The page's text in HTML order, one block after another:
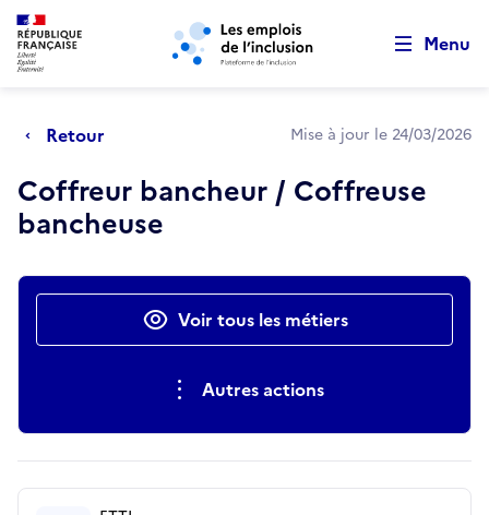
Aller au menu principal Aller au contenu principal
Menu
Retour Mise à jour le 24/03/2026
Coffreur bancheur / Coffreuse
bancheuse
Actions rapidesVoir tous les métiers
Autres actions
Retour au début de la page
Panneau de gestion des cookies